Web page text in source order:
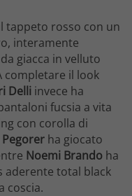
tappeto rosso con un
interamente
giacca in velluto
completare il look
Delli invece ha
fucsia a vita
con corolla di
ha giocato
Noemi Brando ha
aderente total black
coscia.